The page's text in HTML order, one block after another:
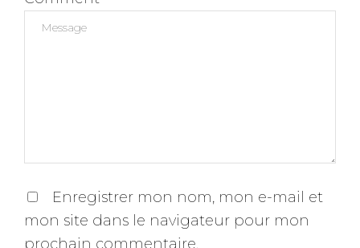
Enregistrer mon nom, mon e-mail et
mon site dans le navigateur pour mon
prochain commentaire.